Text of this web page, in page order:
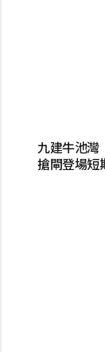
九建牛池灣
搶閘登場短